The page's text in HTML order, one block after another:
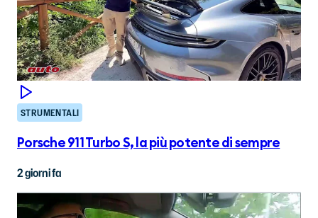
STRUMENTALI
Porsche 911 Turbo S, la più potente di sempre
2 giorni fa